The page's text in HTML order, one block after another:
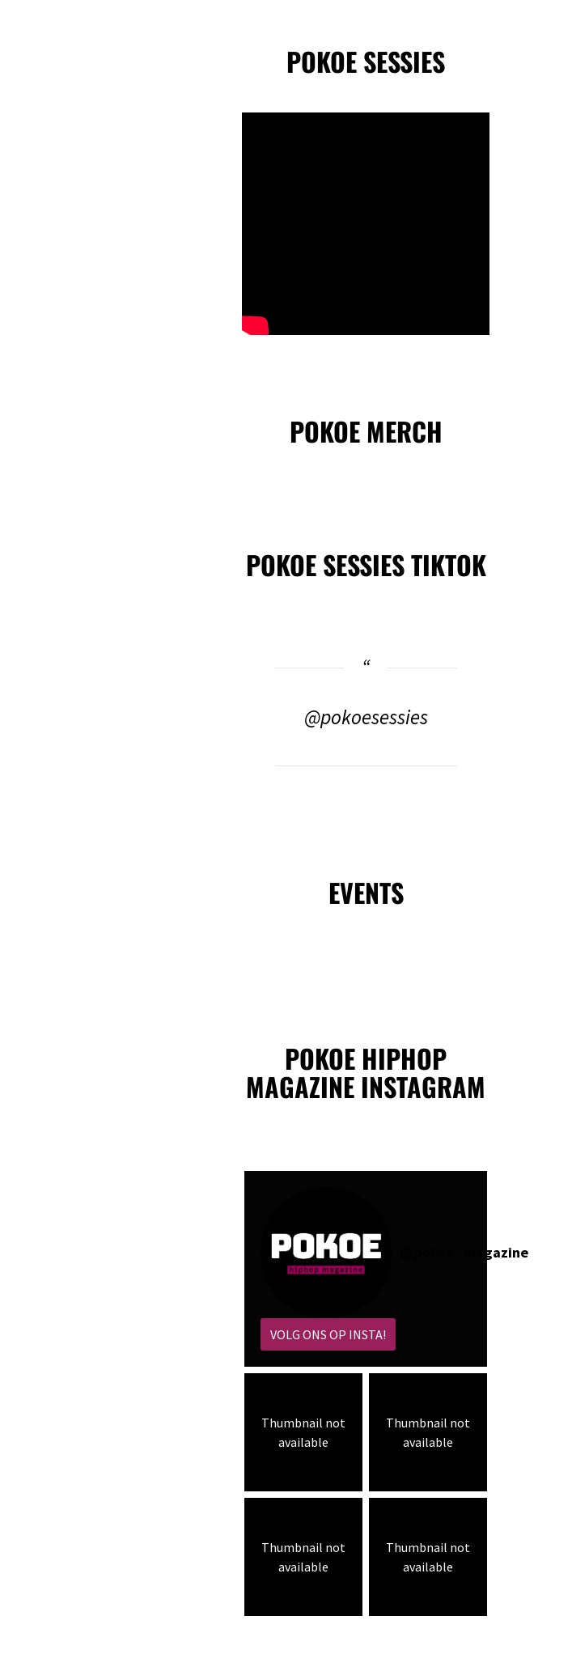
POKOE SESSIES
POKOE MERCH
POKOE SESSIES TIKTOK
@pokoesessies
EVENTS
POKOE HIPHOP
MAGAZINE INSTAGRAM
pokoe_magazine
VOLG ONS OP INSTA!
Thumbnail not
available
Thumbnail not
available
Thumbnail not
available
Thumbnail not
available